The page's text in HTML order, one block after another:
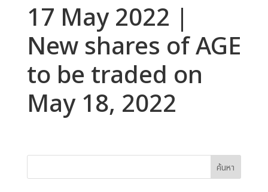
17 May 2022 |
New shares of AGE
to be traded on
May 18, 2022
ค้นหา